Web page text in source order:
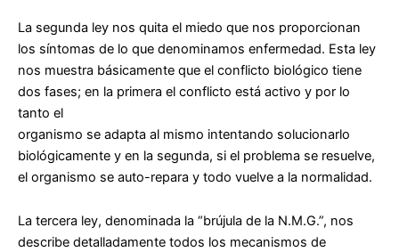
La segunda ley nos quita el miedo que nos proporcionan
los síntomas de lo que denominamos enfermedad. Esta ley
nos muestra básicamente que el conflicto biológico tiene
dos fases; en la primera el conflicto está activo y por lo
tanto el
organismo se adapta al mismo intentando solucionarlo
biológicamente y en la segunda, si el problema se resuelve,
el organismo se auto-repara y todo vuelve a la normalidad.
La tercera ley, denominada la “brújula de la N.M.G.”, nos
describe detalladamente todos los mecanismos de